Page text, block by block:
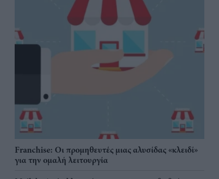
Franchise: Οι προμηθευτές μιας αλυσίδας «κλειδί»
για την ομαλή λειτουργία